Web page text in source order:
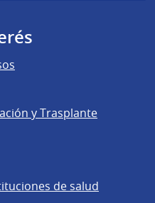
y Trasplante
de salud